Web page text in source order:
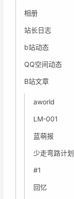
相册
站长日志
b站动态
QQ空间动态
B站文章
aworld
LM-001
蓝萌报
少走弯路计划
#1
回忆